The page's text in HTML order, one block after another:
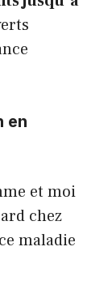
en
et moi
chez
maladie